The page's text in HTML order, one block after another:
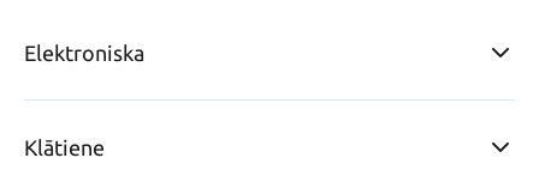
Elektroniska
Klātiene